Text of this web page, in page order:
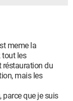
meme la
tout les
réstauration du
mais les
parce que je suis